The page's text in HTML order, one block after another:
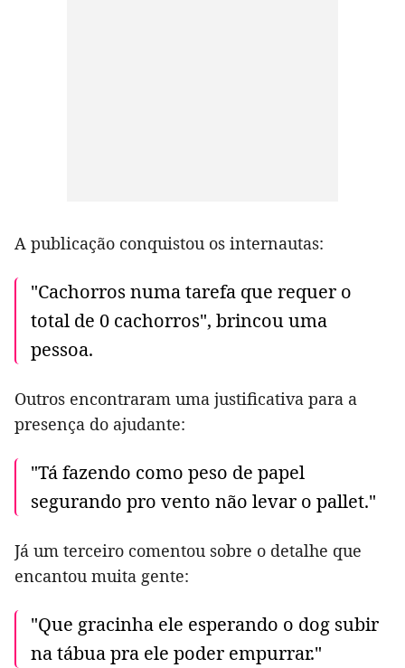
A publicação conquistou os internautas:
"Cachorros numa tarefa que requer o
total de 0 cachorros", brincou uma
pessoa.
Outros encontraram uma justificativa para a
presença do ajudante:
"Tá fazendo como peso de papel
segurando pro vento não levar o pallet."
Já um terceiro comentou sobre o detalhe que
encantou muita gente:
"Que gracinha ele esperando o dog subir
na tábua pra ele poder empurrar."